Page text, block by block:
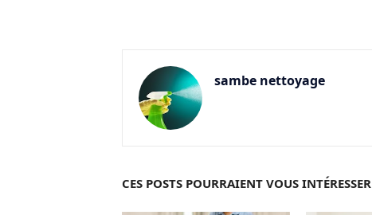
sambe nettoyage
CES POSTS POURRAIENT VOUS INTÉRESSER